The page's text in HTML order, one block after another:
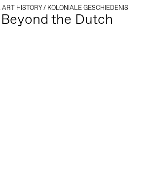
HISTORY/ KOLONIALE GESCHIEDENIS
the Dutch